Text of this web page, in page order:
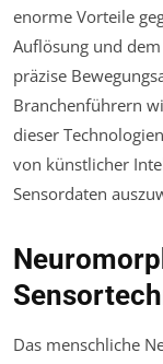
enorme Vorteile
Auflösung und
präzise
Branchenführern
dieser
von künstlicher
Sensordaten
Das menschliche